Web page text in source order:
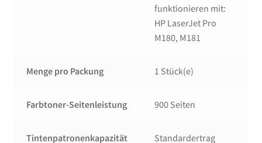
funktionieren mit:
HP LaserJet Pro
M180, M181
Menge pro Packung 1 Stück(e)
Farbtoner-Seitenleistung 900 Seiten
Tintenpatronenkapazität Standardertrag